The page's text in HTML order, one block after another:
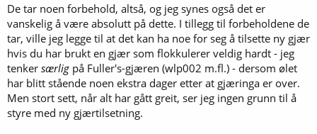
Vørteren skal så kokes, og vi tilsetter humle under kokingen. Humla
gir bitter- og smaksstoffer. Vørteren kjøles ned, og vi tilsetter gjær.
Sukkeret blir mat for gjæren, som skaffer seg energi fra det gjennom
gjæringsprosessen. Samtidig dannes det alkohol og karbondioksyd.
De er avfallsstoffer fra gjæringsprosessen, og altså slett ikke noe
gjæren lager fordi den trenger det. Menvivil jo gjerne ha disse
avfallsstoffene, og særlig alkoholen.
Utstyrer vi gjæringskaret med en gjærlås, kan vi følge med på
De tar noen forbehold, altså, og jeg synes også det er
vanskelig å være absolutt på dette. I tillegg til forbeholdene de
tar, ville jeg legge til at det kan ha noe for seg å tilsette ny gjær
hvis du har brukt en gjær som flokkulerer veldig hardt - jeg
tenker særlig på Fuller's-gjæren (wlp002 m.fl.) - dersom ølet
har blitt stående noen ekstra dager etter at gjæringa er over.
Men stort sett, når alt har gått greit, ser jeg ingen grunn til å
styre med ny gjærtilsetning.